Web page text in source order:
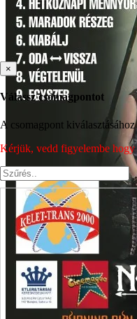
×
Válassz csomagpontot
A csomagpont
Kérjük, vedd figyelembe hogy